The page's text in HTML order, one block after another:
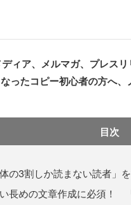
ィア、メルマガ、プレス
ったコピー初心者の方へ、
目次
体の3割しか読まない読者」
長めの文章作成に必須！